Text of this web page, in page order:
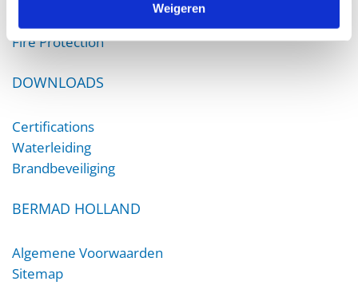
Weigeren
Fire Protection
DOWNLOADS
Certifications
Waterleiding
Brandbeveiliging
BERMAD HOLLAND
Algemene Voorwaarden
Sitemap